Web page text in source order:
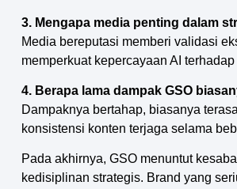
3. Mengapa media penting dalam
Media bereputasi memberi validasi
memperkuat kepercayaan AI
4. Berapa lama dampak GSO
Dampaknya bertahap, biasanya
konsistensi konten terjaga selama
Pada akhirnya, GSO menuntut
kedisiplinan strategis. Brand yang